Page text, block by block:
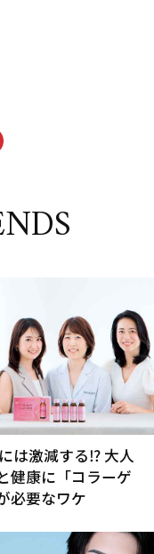
は激減する⁉ 大人
健康に「コラーゲ
必要なワケ